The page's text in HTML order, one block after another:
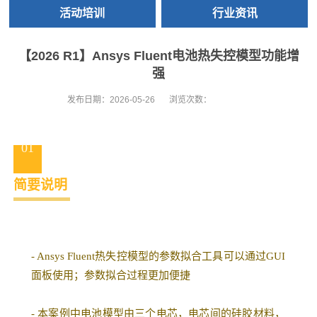
活动培训 行业资讯
【2026 R1】Ansys Fluent电池热失控模型功能增
强
发布日期： 2026-05-26 浏览次数：
01
简要说明
‐ Ansys Fluent热失控模型的参数拟合工具可以通过GUI
面板使用；参数拟合过程更加便捷
‐ 本案例中电池模型由三个电芯，电芯间的硅胶材料，